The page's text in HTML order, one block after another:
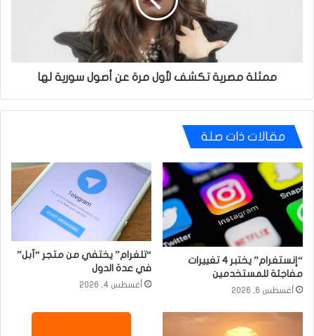
ممثلة مصرية تكشف لأول مرة عن أصول سورية لها
مقالات ذات صلة
“إنستغرام” يختبر 4 تغييرات
مفاجئة للمستخدمين
أغسطس 6, 2026
“تلغرام” يختفي من متجر “آبل”
في عدة الدول
أغسطس 4, 2026